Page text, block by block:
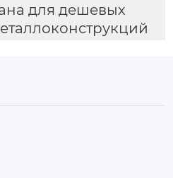
для дешевых